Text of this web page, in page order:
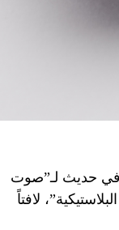
في حديث لـ”صوت
لافتاً